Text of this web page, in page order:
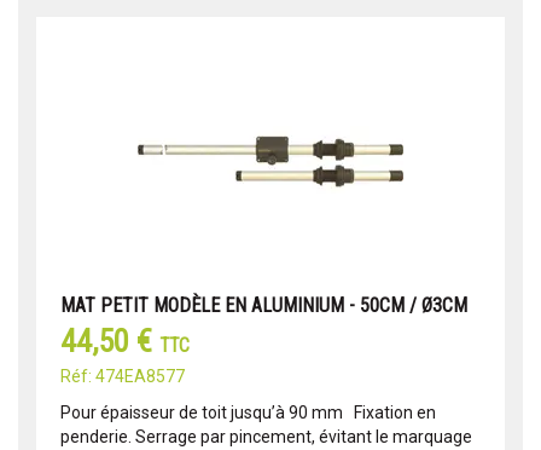
MAT PETIT MODÈLE EN ALUMINIUM - 50CM / Ø3CM
44,50 € TTC
Réf: 474EA8577
Pour épaisseur de toit jusqu’à 90 mm Fixation en
penderie. Serrage par pincement, évitant le marquage